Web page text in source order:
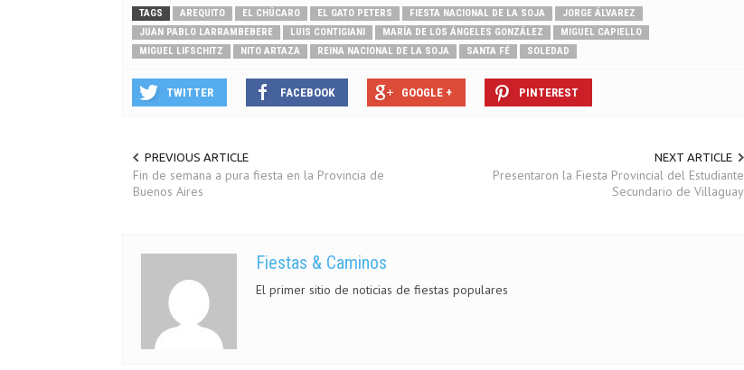
TAGS AREQUITO EL CHÚCARO EL GATO PETERS FIESTA NACIONAL DE LA SOJA
JORGE ÁLVAREZ
JUAN PABLO LARRAMBEBERE
LUIS CONTIGIANI MARÍA DE LOS ÁNGELES GONZÁLEZ
MIGUEL CAPIELLO
MIGUEL LIFSCHITZ
NITO ARTAZA REINA NACIONAL DE LA SOJA SANTA FÉ SOLEDAD
TWITTER FACEBOOK GOOGLE + PINTEREST
PREVIOUS ARTICLE
Fin de semana a pura fiesta en la Provincia de
Buenos Aires
NEXT ARTICLE
Presentaron la Fiesta Provincial del Estudiante
Secundario de Villaguay
Fiestas & Caminos
El primer sitio de noticias de fiestas populares